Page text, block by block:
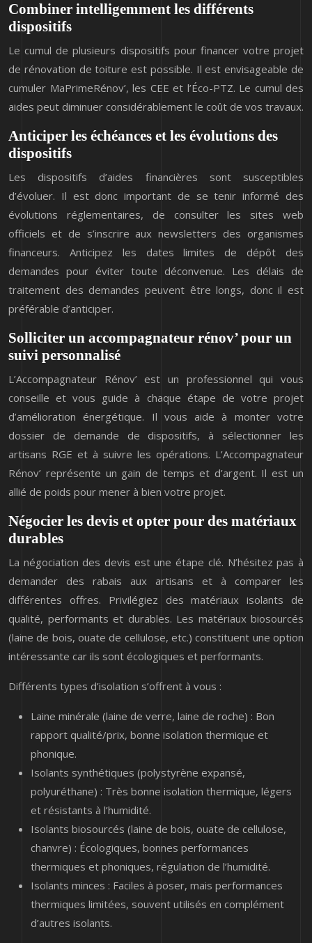
Combiner intelligemment les différents
dispositifs
Le cumul de plusieurs dispositifs pour financer votre projet
de rénovation de toiture est possible. Il est envisageable de
cumuler MaPrimeRénov’, les CEE et l’Éco-PTZ. Le cumul des
aides peut diminuer considérablement le coût de vos travaux.
Anticiper les échéances et les évolutions des
dispositifs
Les dispositifs d’aides financières sont susceptibles
d’évoluer. Il est donc important de se tenir informé des
évolutions réglementaires, de consulter les sites web
officiels et de s’inscrire aux newsletters des organismes
financeurs. Anticipez les dates limites de dépôt des
demandes pour éviter toute déconvenue. Les délais de
traitement des demandes peuvent être longs, donc il est
préférable d’anticiper.
Solliciter un accompagnateur rénov’ pour un
suivi personnalisé
L’Accompagnateur Rénov’ est un professionnel qui vous
conseille et vous guide à chaque étape de votre projet
d’amélioration énergétique. Il vous aide à monter votre
dossier de demande de dispositifs, à sélectionner les
artisans RGE et à suivre les opérations. L’Accompagnateur
Rénov’ représente un gain de temps et d’argent. Il est un
allié de poids pour mener à bien votre projet.
Négocier les devis et opter pour des matériaux
durables
La négociation des devis est une étape clé. N’hésitez pas à
demander des rabais aux artisans et à comparer les
différentes offres. Privilégiez des matériaux isolants de
qualité, performants et durables. Les matériaux biosourcés
(laine de bois, ouate de cellulose, etc.) constituent une option
intéressante car ils sont écologiques et performants.
Différents types d’isolation s’offrent à vous :
Laine minérale (laine de verre, laine de roche) : Bon
rapport qualité/prix, bonne isolation thermique et
phonique.
Isolants synthétiques (polystyrène expansé,
polyuréthane) : Très bonne isolation thermique, légers
et résistants à l’humidité.
Isolants biosourcés (laine de bois, ouate de cellulose,
chanvre) : Écologiques, bonnes performances
thermiques et phoniques, régulation de l’humidité.
Isolants minces : Faciles à poser, mais performances
thermiques limitées, souvent utilisés en complément
d’autres isolants.